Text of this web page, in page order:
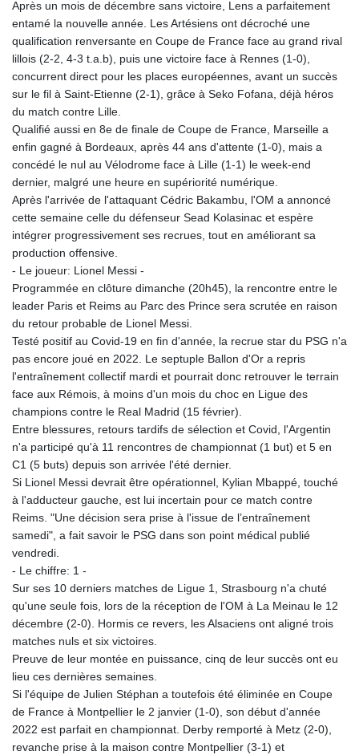
Après un mois de décembre sans victoire, Lens a parfaitement
entamé la nouvelle année. Les Artésiens ont décroché une
qualification renversante en Coupe de France face au grand rival
lillois (2-2, 4-3 t.a.b), puis une victoire face à Rennes (1-0),
concurrent direct pour les places européennes, avant un succès
sur le fil à Saint-Etienne (2-1), grâce à Seko Fofana, déjà héros
du match contre Lille.
Qualifié aussi en 8e de finale de Coupe de France, Marseille a
enfin gagné à Bordeaux, après 44 ans d'attente (1-0), mais a
concédé le nul au Vélodrome face à Lille (1-1) le week-end
dernier, malgré une heure en supériorité numérique.
Après l'arrivée de l'attaquant Cédric Bakambu, l'OM a annoncé
cette semaine celle du défenseur Sead Kolasinac et espère
intégrer progressivement ses recrues, tout en améliorant sa
production offensive.
- Le joueur: Lionel Messi -
Programmée en clôture dimanche (20h45), la rencontre entre le
leader Paris et Reims au Parc des Prince sera scrutée en raison
du retour probable de Lionel Messi.
Testé positif au Covid-19 en fin d'année, la recrue star du PSG n'a
pas encore joué en 2022. Le septuple Ballon d'Or a repris
l'entraînement collectif mardi et pourrait donc retrouver le terrain
face aux Rémois, à moins d'un mois du choc en Ligue des
champions contre le Real Madrid (15 février).
Entre blessures, retours tardifs de sélection et Covid, l'Argentin
n'a participé qu'à 11 rencontres de championnat (1 but) et 5 en
C1 (5 buts) depuis son arrivée l'été dernier.
Si Lionel Messi devrait être opérationnel, Kylian Mbappé, touché
à l'adducteur gauche, est lui incertain pour ce match contre
Reims. "Une décision sera prise à l'issue de l’entraînement
samedi", a fait savoir le PSG dans son point médical publié
vendredi.
- Le chiffre: 1 -
Sur ses 10 derniers matches de Ligue 1, Strasbourg n'a chuté
qu'une seule fois, lors de la réception de l'OM à La Meinau le 12
décembre (2-0). Hormis ce revers, les Alsaciens ont aligné trois
matches nuls et six victoires.
Preuve de leur montée en puissance, cinq de leur succès ont eu
lieu ces dernières semaines.
Si l'équipe de Julien Stéphan a toutefois été éliminée en Coupe
de France à Montpellier le 2 janvier (1-0), son début d'année
2022 est parfait en championnat. Derby remporté à Metz (2-0),
revanche prise à la maison contre Montpellier (3-1) et